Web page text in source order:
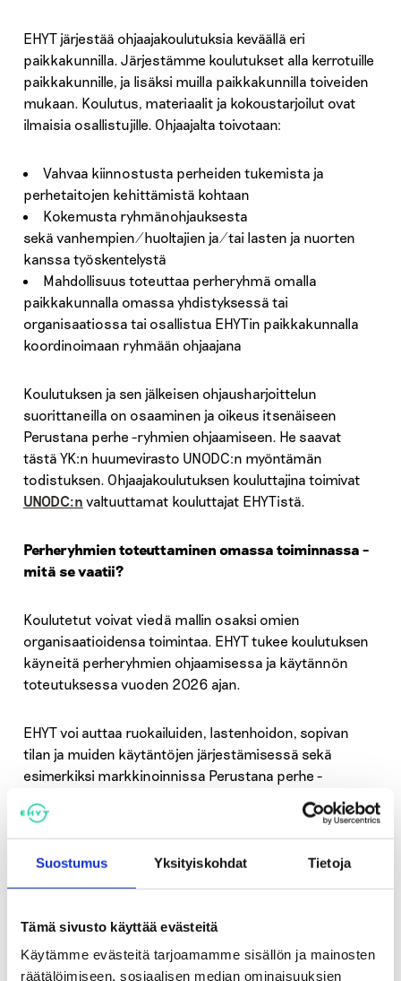
Suostumus Yksityiskohdat Tietoja
Tämä sivusto käyttää evästeitä
Käytämme evästeitä tarjoamamme sisällön ja mainosten
räätälöimiseen, sosiaalisen median ominaisuuksien
EHYT järjestää ohjaajakoulutuksia keväällä eri
paikkakunnilla. Järjestämme koulutukset alla kerrotuille
paikkakunnille, ja lisäksi muilla paikkakunnilla toiveiden
mukaan. Koulutus, materiaalit ja kokoustarjoilut ovat
ilmaisia osallistujille. Ohjaajalta toivotaan:
Vahvaa kiinnostusta perheiden tukemista ja
perhetaitojen kehittämistä kohtaan
Kokemusta ryhmänohjauksesta
sekä vanhempien/huoltajien ja/tai lasten ja nuorten
kanssa työskentelystä
Mahdollisuus toteuttaa perheryhmä omalla
paikkakunnalla omassa yhdistyksessä tai
organisaatiossa tai osallistua EHYTin paikkakunnalla
koordinoimaan ryhmään ohjaajana
Koulutuksen ja sen jälkeisen ohjausharjoittelun
suorittaneilla on osaaminen ja oikeus itsenäiseen
Perustana perhe -ryhmien ohjaamiseen. He saavat
tästä YK:n huumevirasto UNODC:n myöntämän
todistuksen. Ohjaajakoulutuksen kouluttajina toimivat
UNODC:n valtuuttamat kouluttajat EHYTistä.
Perheryhmien toteuttaminen omassa toiminnassa –
mitä se vaatii?
Koulutetut voivat viedä mallin osaksi omien
organisaatioidensa toimintaa. EHYT tukee koulutuksen
käyneitä perheryhmien ohjaamisessa ja käytännön
toteutuksessa vuoden 2026 ajan.
EHYT voi auttaa ruokailuiden, lastenhoidon, sopivan
tilan ja muiden käytäntöjen järjestämisessä sekä
esimerkiksi markkinoinnissa Perustana perhe -
3–4 ohjaajaa
perheen sitouttamiseksi osallistumaan ryhmään
Mikäli perheissä on pienempiä sisaruksia,